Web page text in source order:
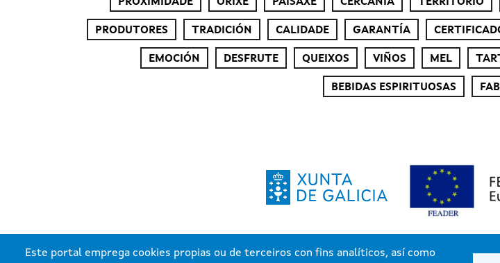
Este portal emprega cookies propias ou de terceiros con fins analíticos, así como
PRODUTORES TRADICIÓN CALIDADE GARANTÍA
EMOCIÓN DESFRUTE QUEIXOS VIÑOS MEL
BEBIDAS ESPIRITUOSAS
Xunta de Galicia. Información mantida e